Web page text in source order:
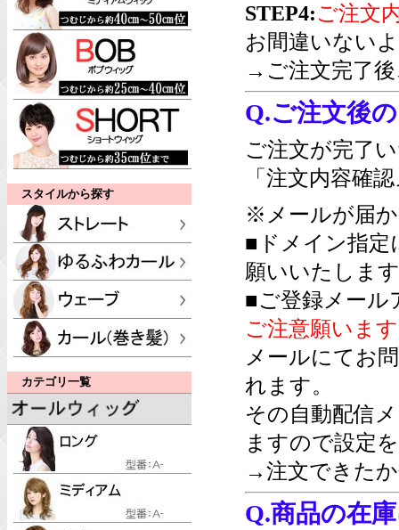
スタイルから探す
カテゴリ一覧
STEP4:ご注文
お間違いない
→ご注文完了
Q.ご注文後
ご注文が完了
「注文内容確
※メールが届
■ドメイン指定
願いいたしま
■ご登録メール
ご注意願います
メールにてお
れます。
その自動配信
ますので設定
→注文できた
Q.商品の在